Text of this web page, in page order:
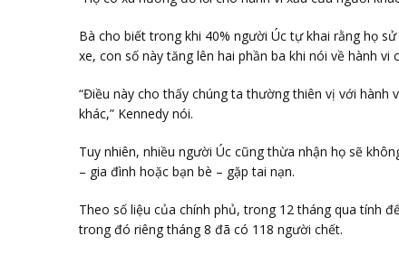
Bà cho biết trong khi 40% người Úc tự khai rằng họ
xe, con số này tăng lên hai phần ba khi nói về hành vi
“Điều này cho thấy chúng ta thường thiên vị với
khác,” Kennedy nói.
Tuy nhiên, nhiều người Úc cũng thừa nhận họ sẽ
– gia đình hoặc bạn bè – gặp tai nạn.
Theo số liệu của chính phủ, trong 12 tháng qua tính
trong đó riêng tháng 8 đã có 118 người chết.